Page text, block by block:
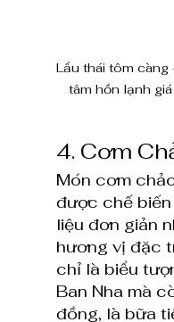
Lẩu thái tôm
tâm hồn lạnh
4. Cơm
Món cơm
được chế
liệu đơn giản
hương vị đặc
chỉ là biểu
Ban Nha mà
đồng, là bữa